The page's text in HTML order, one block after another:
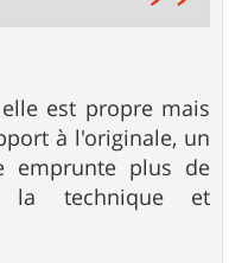
est propre mais
à l'originale, un
emprunte plus de
la technique et